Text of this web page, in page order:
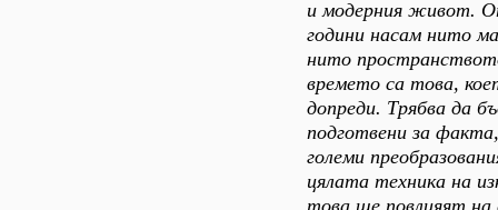
и модерния живот.
години насам нито
нито
времето са това,
допреди. Трябва да
подготвени за
големи
цялата техника на
това ще повлияят